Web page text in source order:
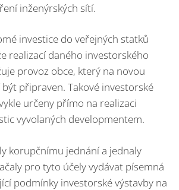
inženýrských sítí.
investice do veřejných statků
realizací daného investorského
provoz obce, který na novou
připraven. Takové investorské
určeny přímo na realizaci
vyvolaných developmentem.
korupčnímu jednání a jednaly
pro tyto účely vydávat písemná
podmínky investorské výstavby na